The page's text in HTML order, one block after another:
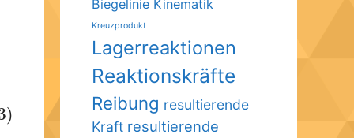
Biegelinie Kinematik
Kreuzprodukt
Lagerreaktionen
Reaktionskräfte
Reibung resultierende
Kraft resultierende